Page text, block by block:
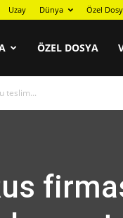
Uzay Dünya Özel
ÖZEL DOSYA
teslim...